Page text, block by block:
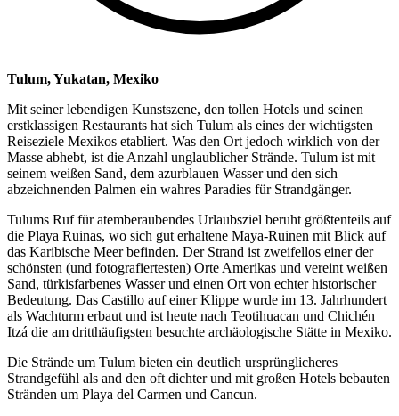
Tulum, Yukatan, Mexiko
Mit seiner lebendigen Kunstszene, den tollen Hotels und seinen
erstklassigen Restaurants hat sich Tulum als eines der wichtigsten
Reiseziele Mexikos etabliert. Was den Ort jedoch wirklich von der
Masse abhebt, ist die Anzahl unglaublicher Strände. Tulum ist mit
seinem weißen Sand, dem azurblauen Wasser und den sich
abzeichnenden Palmen ein wahres Paradies für Strandgänger.
Tulums Ruf für atemberaubendes Urlaubsziel beruht größtenteils auf
die Playa Ruinas, wo sich gut erhaltene Maya-Ruinen mit Blick auf
das Karibische Meer befinden. Der Strand ist zweifellos einer der
schönsten (und fotografiertesten) Orte Amerikas und vereint weißen
Sand, türkisfarbenes Wasser und einen Ort von echter historischer
Bedeutung. Das Castillo auf einer Klippe wurde im 13. Jahrhundert
als Wachturm erbaut und ist heute nach Teotihuacan und Chichén
Itzá die am dritthäufigsten besuchte archäologische Stätte in Mexiko.
Die Strände um Tulum bieten ein deutlich ursprünglicheres
Strandgefühl als and den oft dichter und mit großen Hotels bebauten
Stränden um Playa del Carmen und Cancun.